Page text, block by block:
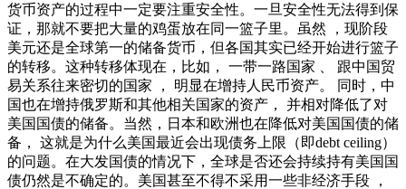
货币资产的过程中一定要注重安全性。一旦安全性无法得到保
证，那就不要把大量的鸡蛋放在同一篮子里。虽然 ，现阶段
美元还是全球第一的储备货币，但各国其实已经开始进行篮子
的转移。这种转移体现在，比如， 一带一路国家 、 跟中国贸
易关系往来密切的国家 ， 明显在增持人民币资产。 同时，中
国也在增持俄罗斯和其他相关国家的资产， 并相对降低了对
美国国债的储备。当然，日本和欧洲也在降低对美国国债的储
备， 这就是为什么美国最近会出现债务上限（即debt ceiling）
的问题。在大发国债的情况下，全球是否还会持续持有美国国
债仍然是不确定的。美国甚至不得不采用一些非经济手段 ，